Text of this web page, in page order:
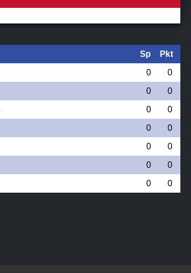
Sp
Pkt
0
0
0
0
0
0
0
0
0
0
0
0
0 0